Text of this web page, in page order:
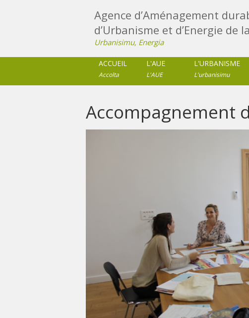
Agence d’Aménagement
d’Urbanisme et d’Energie de
Urbanisimu, Energia
ACCUEIL
Accolta
L'AUE
L'AUE
L'URBANISME
L'urbanisimu
Accompagnement